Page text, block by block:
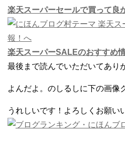
楽天スーパーセールで買って良
楽天スーパーSALEのおすすめ情
最後まで読んでいただいてあり
よんだよ。のしるしに下の画像
うれしいです！よろしくお願い